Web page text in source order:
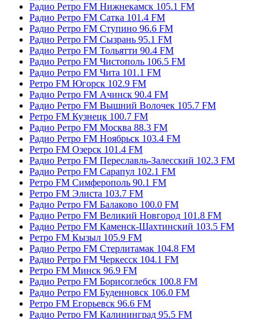
Радио Ретро FM Нижнекамск 105.1 FM
Радио Ретро FM Сатка 101.4 FM
Радио Ретро FM Ступино 96.6 FM
Радио Ретро FM Сызрань 95.1 FM
Радио Ретро FM Тольятти 90.4 FM
Радио Ретро FM Чистополь 106.5 FM
Радио Ретро FM Чита 101.1 FM
Ретро FM Югорск 102.9 FM
Радио Ретро FM Ачинск 90.4 FM
Радио Ретро FM Вышний Волочек 105.7 FM
Ретро FM Кузнецк 100.7 FM
Радио Ретро FM Москва 88.3 FM
Радио Ретро FM Ноябрьск 103.4 FM
Ретро FM Озерск 101.4 FM
Радио Ретро FM Переславль-Залесский 102.3 FM
Радио Ретро FM Сарапул 102.1 FM
Ретро FM Симферополь 90.1 FM
Ретро FM Элиста 103.7 FM
Радио Ретро FM Балаково 100.0 FM
Радио Ретро FM Великий Новгород 101.8 FM
Радио Ретро FM Каменск-Шахтинский 103.5 FM
Ретро FM Кызыл 105.9 FM
Радио Ретро FM Стерлитамак 104.8 FM
Радио Ретро FM Черкесск 104.1 FM
Ретро FM Минск 96.9 FM
Радио Ретро FM Борисоглебск 100.8 FM
Радио Ретро FM Буденновск 106.0 FM
Ретро FM Егорьевск 96.6 FM
Радио Ретро FM Калининград 95.5 FM